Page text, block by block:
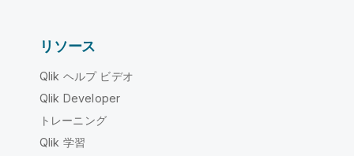
リソース
Qlik ヘルプ ビデオ
Qlik Developer
トレーニング
Qlik 学習